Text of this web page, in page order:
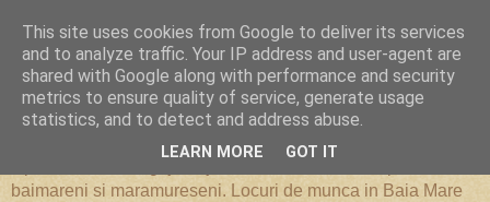
Locuri de Munca in Baia Mare
si Maramures
baimareni si maramureseni. Locuri de munca in Baia Mare
This site uses cookies from Google to deliver its services
and to analyze traffic. Your IP address and user-agent are
shared with Google along with performance and security
metrics to ensure quality of service, generate usage
statistics, and to detect and address abuse.
LEARN MORE GOT IT